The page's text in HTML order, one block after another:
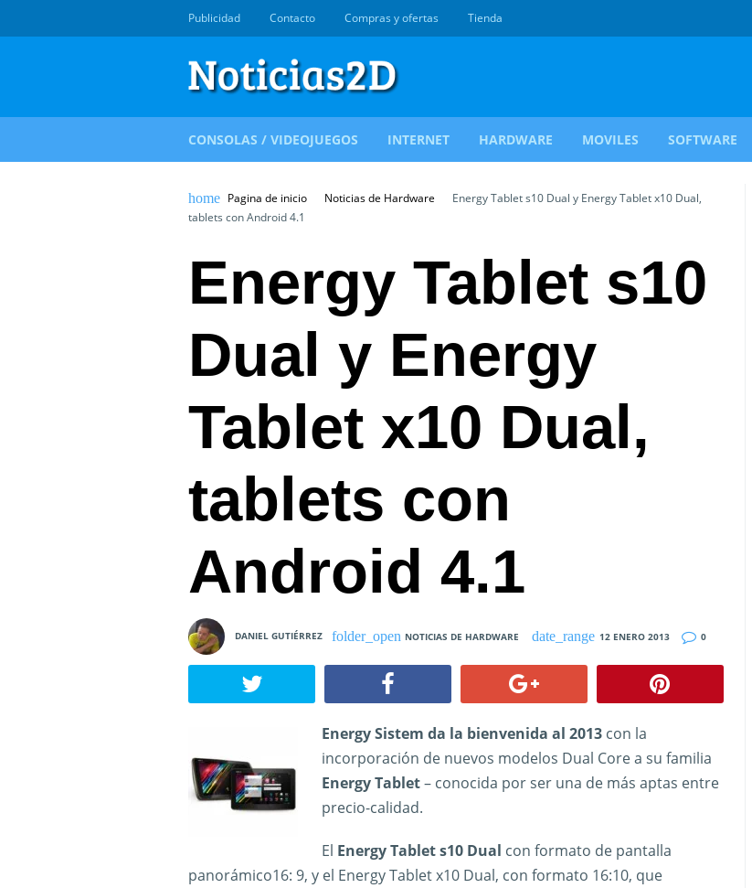
Publicidad Contacto Compras y ofertas Tienda
CONSOLAS / VIDEOJUEGOS INTERNET HARDWARE MOVILES SOFTWARE
Pagina de inicio Noticias de Hardware
Energy Tablet s10 Dual y Energy Tablet x10 Dual,
tablets con Android 4.1
Energy Tablet s10
Dual y Energy
Tablet x10 Dual,
tablets con
Android 4.1
DANIEL GUTIÉRREZ NOTICIAS DE HARDWARE 12 ENERO 2013 0
Energy Sistem da la bienvenida al 2013con la
incorporación de nuevos modelos Dual Core a su familia
Energy Tablet– conocida por ser una de más aptas entre
precio-calidad.
El Energy Tablet s10 Dual con formato de pantalla
panorámico16: 9, y el Energy Tablet x10 Dual, con formato 16:10, que